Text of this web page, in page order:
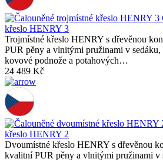
křeslo HENRY 3
Trojmístné křeslo HENRY s dřevěnou
PUR pěny a vlnitými pružinami v sedáku,
kovové podnože a potahových…
24 489 Kč
křeslo HENRY 2
Dvoumístné křeslo HENRY s dřevěnou
kvalitní PUR pěny a vlnitými pružinami v